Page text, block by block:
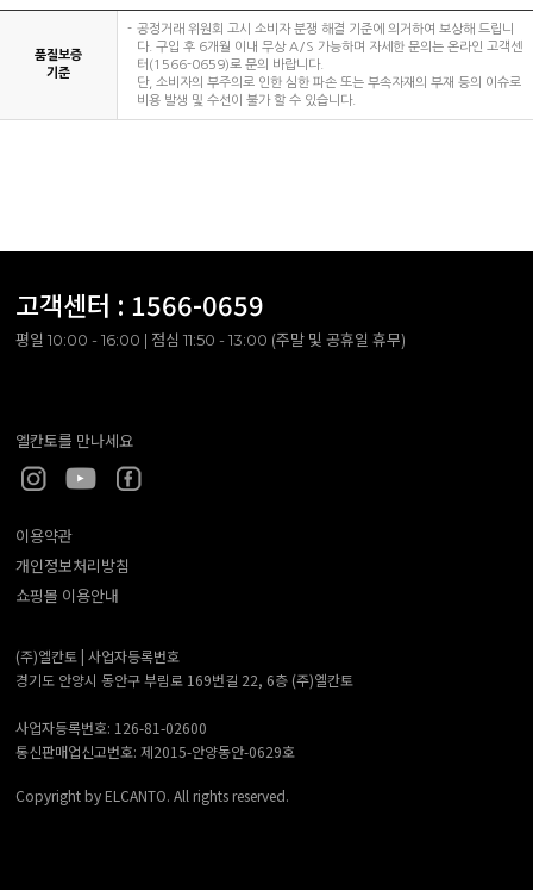
품질보증
기준
공정거래 위원회 고시 소비자 분쟁 해결 기준에 의거하여 보상해 드립니
다. 구입 후 6개월 이내 무상 A/S 가능하며 자세한 문의는 온라인 고객센
터(1566-0659)로 문의 바랍니다.
단, 소비자의 부주의로 인한 심한 파손 또는 부속자재의 부재 등의 이슈로
비용 발생 및 수선이 불가 할 수 있습니다.
고객센터 : 1566-0659
평일 10:00 - 16:00 | 점심 11:50 - 13:00 (주말 및 공휴일 휴무)
엘칸토를 만나세요
이용약관
개인정보처리방침
쇼핑몰 이용안내
(주)엘칸토 | 사업자등록번호
경기도 안양시 동안구 부림로 169번길 22, 6층 (주)엘칸토
사업자등록번호: 126-81-02600
통신판매업신고번호: 제2015-안양동안-0629호
Copyright by ELCANTO. All rights reserved.